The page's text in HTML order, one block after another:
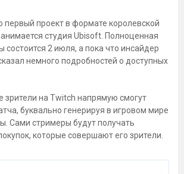
первый проект в формате королевской
студия Ubisoft. Полноценная
состоится 2 июля, а пока что инсайдер
немного подробностей о доступных
зрители на Twitch напрямую смогут
буквально генерируя в игровом мире
Сами стримеры будут получать
которые совершают его зрители.